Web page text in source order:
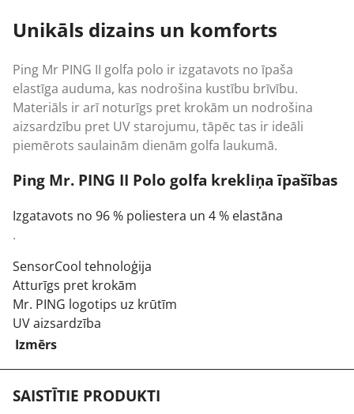
Unikāls dizains un komforts
Ping Mr PING II golfa polo ir izgatavots no īpaša
elastīga auduma, kas nodrošina kustību brīvību.
Materiāls ir arī noturīgs pret krokām un nodrošina
aizsardzību pret UV starojumu, tāpēc tas ir ideāli
piemērots saulainām dienām golfa laukumā.
Ping Mr. PING II Polo golfa krekliņa īpašības
Izgatavots no 96 % poliestera un 4 % elastāna
.
SensorCool tehnoloģija
Atturīgs pret krokām
Mr. PING logotips uz krūtīm
UV aizsardzība
Izmērs
SAISTĪTIE PRODUKTI